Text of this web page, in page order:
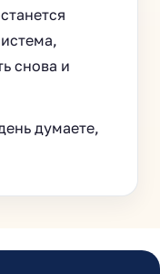
снова и
думаете,